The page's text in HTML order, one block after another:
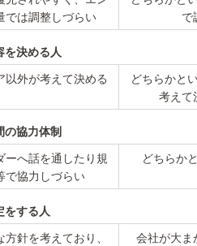
では調整しづらい
で
を決める人
以外が考えて決める
どちらかと
考えて
の協力体制
ーへ話を通したり規
で協力しづらい
どちらか
をする人
針を考えており、
会社が大ま